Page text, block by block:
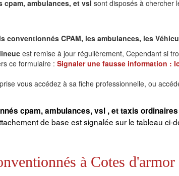
ambulances, et vsl sont disposés à chercher
conventionnés CPAM, les ambulances, les
est remise à jour régulièrement, Cependant si
ce formulaire : Signaler une fausse information :
vous accédez à sa fiche professionnelle, ou
cpam, ambulances, vsl , et taxis
de base est signalée sur le tableau ci-
à Cotes d'armor